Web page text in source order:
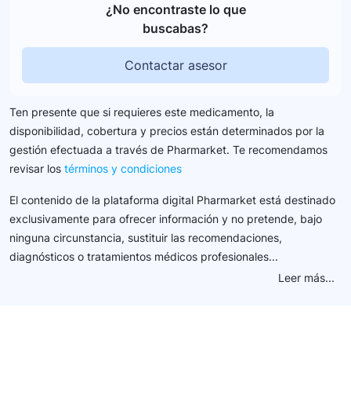
¿No encontraste lo que
buscabas?
Contactar asesor
Ten presente que si requieres este medicamento, la
disponibilidad, cobertura y precios están determinados por la
gestión efectuada a través de Pharmarket. Te recomendamos
revisar los términos y condiciones
El contenido de la plataforma digital Pharmarket está destinado
exclusivamente para ofrecer información y no pretende, bajo
ninguna circunstancia, sustituir las recomendaciones,
diagnósticos o tratamientos médicos profesionales...
Leer más...